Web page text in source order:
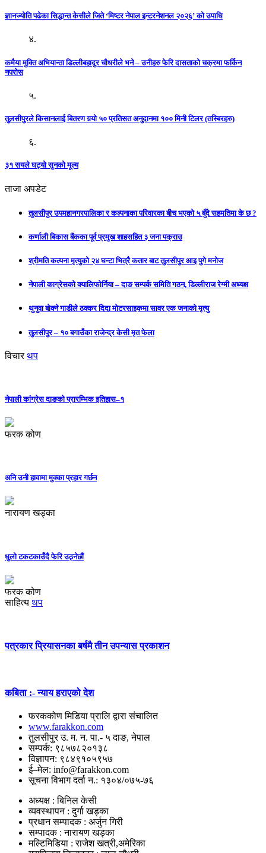
ज्ञानज्योति पढेका सिद्धान्त केसीले जिते ‘मिष्टर नेपाल इन्टरनेशनल २०२६’ को उपाधि
४.
कमैया मुक्ति अभियान्ता डिल्लीबहादुर चौधरीले भने – उनीहरु फेरि दासताको चक्रमा फर्किन
नपरोस
५.
तुलसीपुरले किसानलाई बितरण गर्‍यो ५० प्रतिसत अनुदानमा १०० मिनी टिलर (तस्बिरहरु)
६.
३१ सयले घट्यो सुनको मूल्य
ताजा अपडेट
तुलसीपुर उपमहानगरपालिका र कल्पनाका परिवारका बीच भएको ५ बुँदे सहमतिमा के छ ?
कर्णाली बिकास बैंकका पूर्व प्रमुख शाहसहित ३ जना पक्राउ
श्रीमति कल्पना मृत्युको २४ घन्टा भित्रै कतार बाट तुलसीपुर आइ पुगे मनोज
नेपाली काग्रेसको क्यालिफोर्निया – दाङ सम्पर्क समिति गठन, डिल्लीराज रेग्मी अध्यक्ष
थुनुवा बोक्ने गाडीले ठक्कर दिदा मोटरसाइकमा सावर एक जनाको मृत्यु
तुलसीपुर – १० बगाउँका राजेन्द्र केसी मृत फेला
विचार थप
नेपाली कांग्रेस दाङको प्रारम्भिक इतिहास–१
फरक कोण
अनि उनी हावामा मुक्का प्रहार गर्छन
नारायण खड्का
धुलो टकटकाउँदै फेरि उठ्नेछौं
फरक कोण
साहित्य थप
पत्रकार प्रियासनका बर्षमै तीन उपन्यास प्रकाशन
कबिता :- न्याय हराएको देश
फरककोण मिडिया प्रालि द्वारा संचालित
www.farakkon.com
तुलसीपुर उ. म. न. पा.- ५ दाङ, नेपाल
सम्पर्क: ९८५७८२०१३८
विज्ञापन: ९८४९१०५९५७
ई–मेल: info@farakkon.com
सूचना विभाग दर्ता न.: १३०४/०७५-७६
अध्यक्ष : बिनिल केसी
व्यवस्थापन : दुर्गा खड्का
प्रधान सम्पादक : अर्जुन गिरी
सम्पादक : नारायण खड्का
मल्टिमिडिया : राजेश खत्री,अमेरिका